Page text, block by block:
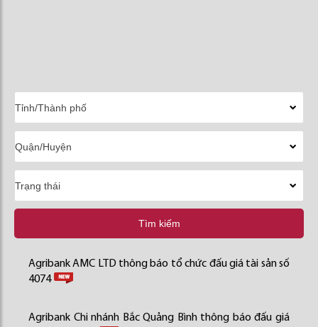
Tìm kiếm
Agribank AMC LTD thông báo tổ chức đấu giá tài sản số
4074
Agribank Chi nhánh Bắc Quảng Bình thông báo đấu giá